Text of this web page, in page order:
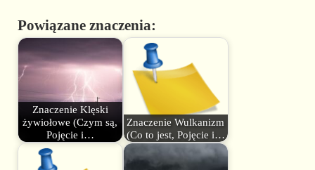
Powiązane znaczenia:
Znaczenie Klęski
żywiołowe (Czym są,
Pojęcie i…
Znaczenie Wulkanizm
(Co to jest, Pojęcie i…